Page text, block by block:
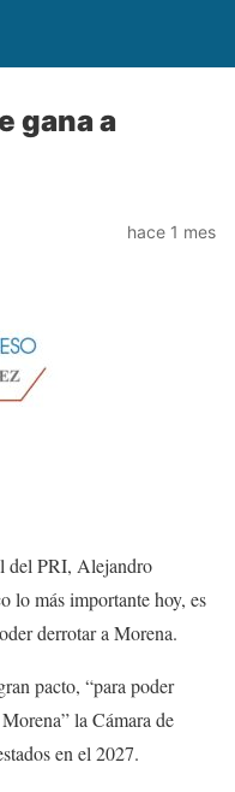
gana a
hace 1 mes
del PRI, Alejandro
lo más importante hoy, es
derrotar a Morena.
pacto, “para poder
la Cámara de
en el 2027.